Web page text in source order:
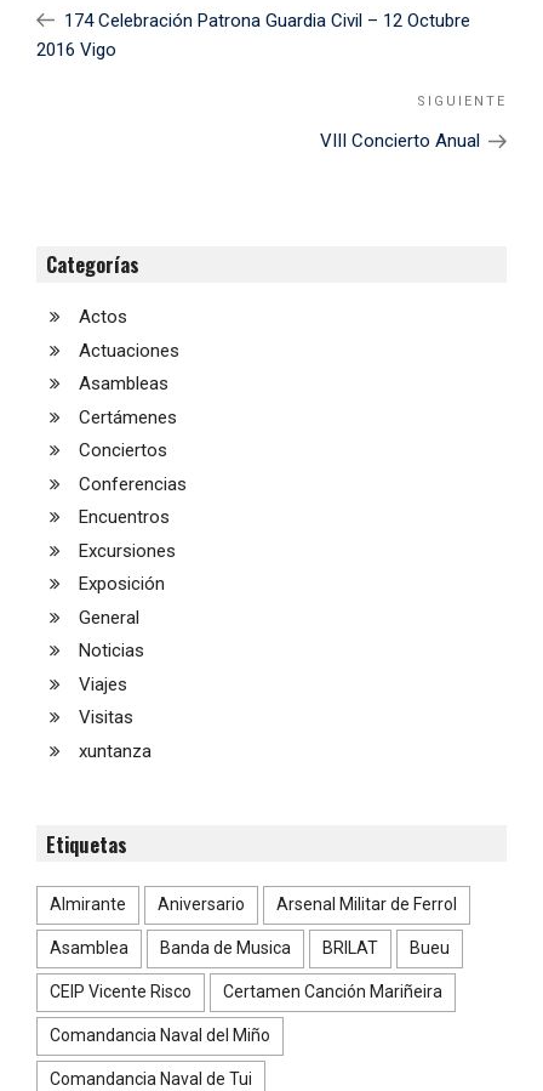
entradas
Anterior174 Celebración Patrona Guardia Civil – 12 Octubre
2016 Vigo
SIGUIENTE
VIII Concierto Anual
Categorías
Actos
Actuaciones
Asambleas
Certámenes
Conciertos
Conferencias
Encuentros
Excursiones
Exposición
General
Noticias
Viajes
Visitas
xuntanza
Etiquetas
Almirante Aniversario Arsenal Militar de Ferrol
Asamblea Banda de Musica BRILAT Bueu
CEIP Vicente Risco Certamen Canción Mariñeira
Comandancia Naval del Miño
Comandancia Naval de Tui